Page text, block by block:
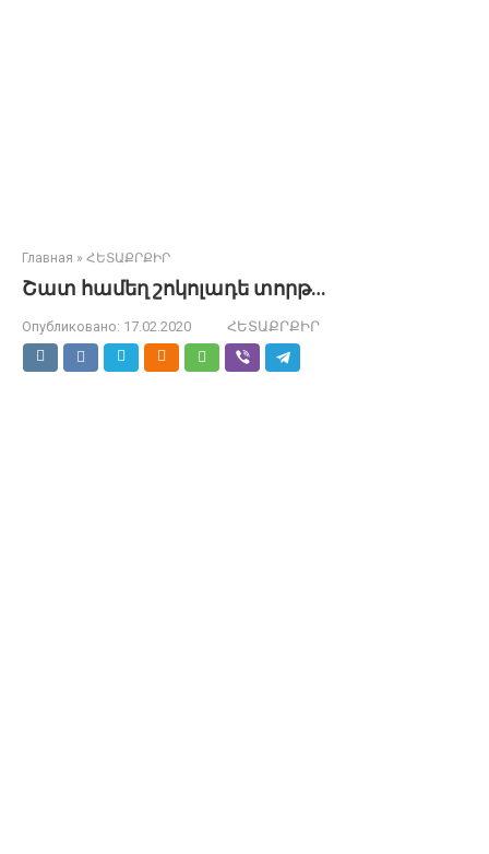
Главная » ՀԵՏԱՔՐՔԻՐ
Շատ համեղ շոկոլադե տորթ…
Опубликовано: 17.02.2020 ՀԵՏԱՔՐՔԻՐ